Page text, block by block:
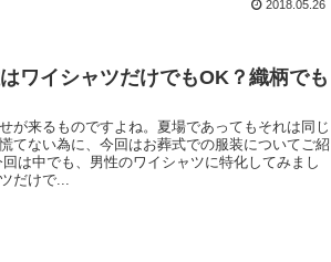
2018.05.26
ワイシャツだけでもOK？織柄でも
が来るものですよね。夏場であってもそれは同じ
てない為に、今回はお葬式での服装についてご紹
は中でも、男性のワイシャツに特化してみまし
だけで...